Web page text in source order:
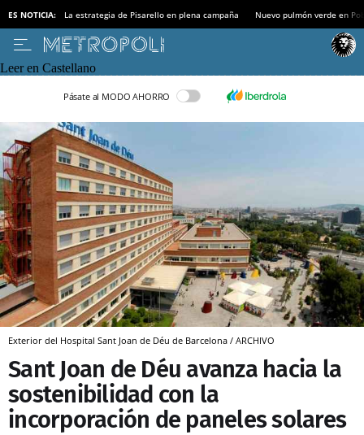
ES NOTICIA: La estrategia de Pisarello en plena campaña Nuevo pulmón verde en
Leer en Castellano
Pásate al MODO AHORRO
Exterior del Hospital Sant Joan de Déu de Barcelona / ARCHIVO
Sant Joan de Déu avanza hacia la
sostenibilidad con la
incorporación de paneles solares